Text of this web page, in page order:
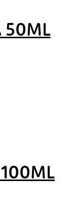
50ML
100ML